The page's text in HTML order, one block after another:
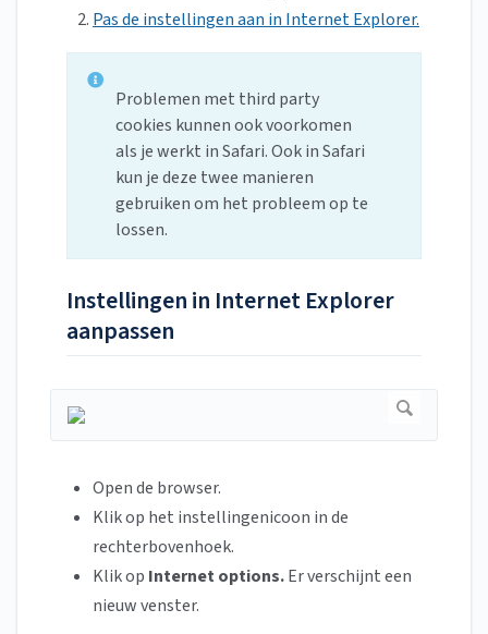
Pas de instellingen aan in Internet Explorer.
Problemen met third party
cookies kunnen ook voorkomen
als je werkt in Safari. Ook in Safari
kun je deze twee manieren
gebruiken om het probleem op te
lossen.
Instellingen in Internet Explorer
aanpassen
Open de browser.
Klik op het instellingenicoon in de
rechterbovenhoek.
Klik op Internet options.Er verschijnt een
nieuw venster.